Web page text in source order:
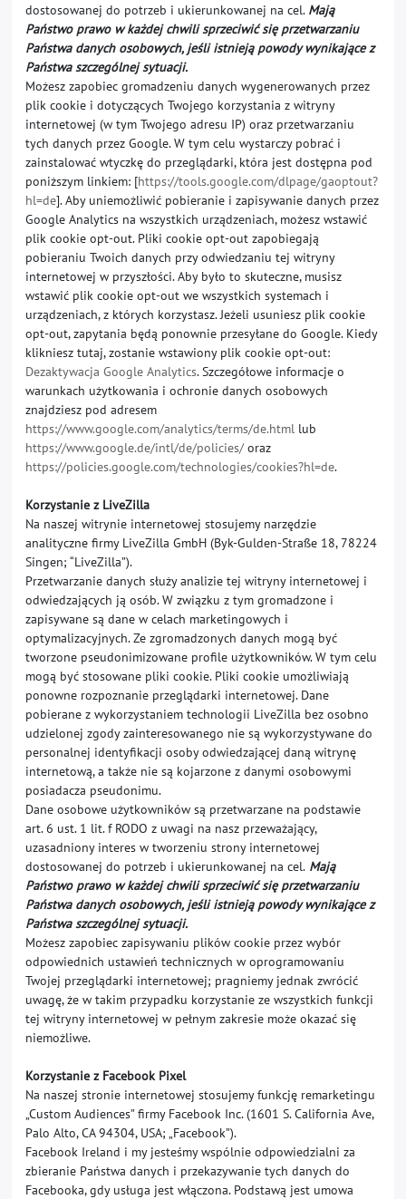
dostosowanej do potrzeb i ukierunkowanej na cel. Mają
Państwo prawo w każdej chwili sprzeciwić się przetwarzaniu
Państwa danych osobowych, jeśli istnieją powody wynikające z
Państwa szczególnej sytuacji.
Możesz zapobiec gromadzeniu danych wygenerowanych przez
plik cookie i dotyczących Twojego korzystania z witryny
internetowej (w tym Twojego adresu IP) oraz przetwarzaniu
tych danych przez Google. W tym celu wystarczy pobrać i
zainstalować wtyczkę do przeglądarki, która jest dostępna pod
poniższym linkiem: [https://tools.google.com/dlpage/gaoptout?
hl=de]. Aby uniemożliwić pobieranie i zapisywanie danych przez
Google Analytics na wszystkich urządzeniach, możesz wstawić
plik cookie opt-out. Pliki cookie opt-out zapobiegają
pobieraniu Twoich danych przy odwiedzaniu tej witryny
internetowej w przyszłości. Aby było to skuteczne, musisz
wstawić plik cookie opt-out we wszystkich systemach i
urządzeniach, z których korzystasz. Jeżeli usuniesz plik cookie
opt-out, zapytania będą ponownie przesyłane do Google. Kiedy
klikniesz tutaj, zostanie wstawiony plik cookie opt-out:
Dezaktywacja Google Analytics. Szczegółowe informacje o
warunkach użytkowania i ochronie danych osobowych
znajdziesz pod adresem
https://www.google.com/analytics/terms/de.html lub
https://www.google.de/intl/de/policies/oraz
https://policies.google.com/technologies/cookies?hl=de.
Korzystanie z LiveZilla
Na naszej witrynie internetowej stosujemy narzędzie
analityczne firmy LiveZilla GmbH (Byk-Gulden-Straße 18, 78224
Singen; “LiveZilla”).
Przetwarzanie danych służy analizie tej witryny internetowej i
odwiedzających ją osób. W związku z tym gromadzone i
zapisywane są dane w celach marketingowych i
optymalizacyjnych. Ze zgromadzonych danych mogą być
tworzone pseudonimizowane profile użytkowników. W tym celu
mogą być stosowane pliki cookie. Pliki cookie umożliwiają
ponowne rozpoznanie przeglądarki internetowej. Dane
pobierane z wykorzystaniem technologii LiveZilla bez osobno
udzielonej zgody zainteresowanego nie są wykorzystywane do
personalnej identyfikacji osoby odwiedzającej daną witrynę
internetową, a także nie są kojarzone z danymi osobowymi
posiadacza pseudonimu.
Dane osobowe użytkowników są przetwarzane na podstawie
art. 6 ust. 1 lit. f RODO z uwagi na nasz przeważający,
uzasadniony interes w tworzeniu strony internetowej
dostosowanej do potrzeb i ukierunkowanej na cel. Mają
Państwo prawo w każdej chwili sprzeciwić się przetwarzaniu
Państwa danych osobowych, jeśli istnieją powody wynikające z
Państwa szczególnej sytuacji.
Możesz zapobiec zapisywaniu plików cookie przez wybór
odpowiednich ustawień technicznych w oprogramowaniu
Twojej przeglądarki internetowej; pragniemy jednak zwrócić
uwagę, że w takim przypadku korzystanie ze wszystkich funkcji
tej witryny internetowej w pełnym zakresie może okazać się
niemożliwe.
Korzystanie z Facebook Pixel
Na naszej stronie internetowej stosujemy funkcję remarketingu
„Custom Audiences” firmy Facebook Inc. (1601 S. California Ave,
Palo Alto, CA 94304, USA; „Facebook”).
Facebook Ireland i my jesteśmy wspólnie odpowiedzialni za
zbieranie Państwa danych i przekazywanie tych danych do
Facebooka, gdy usługa jest włączona. Podstawą jest umowa